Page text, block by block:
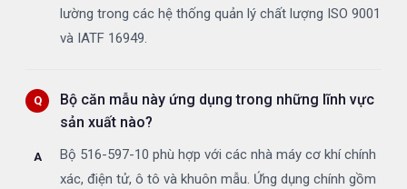
lường trong các hệ thống quản lý chất lượng ISO 9001
và IATF 16949.
Bộ căn mẫu này ứng dụng trong những lĩnh vực
sản xuất nào?
Bộ 516-597-10 phù hợp với các nhà máy cơ khí chính
xác, điện tử, ô tô và khuôn mẫu. Ứng dụng chính gồm